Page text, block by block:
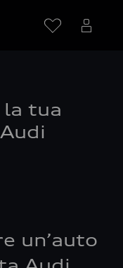
la tua
un’auto